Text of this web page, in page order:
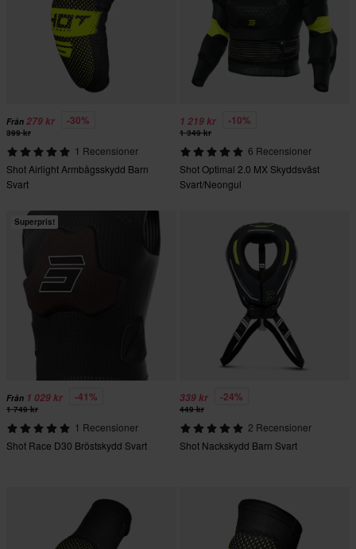
Från 279 kr -30%
399 kr
1 Recensioner
Shot Airlight Armbågsskydd Barn
Svart
1 219 kr -10%
1 349 kr
6 Recensioner
Shot Optimal 2.0 MX Skyddsväst
Svart/Neongul
Superpris!
Från 1 029 kr -41%
1 749 kr
1 Recensioner
Shot Race D30 Bröstskydd Svart
339 kr -24%
449 kr
2 Recensioner
Shot Nackskydd Barn Svart